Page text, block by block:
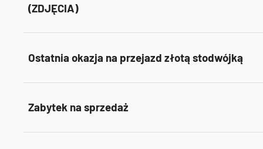
(ZDJĘCIA)
Ostatnia okazja na przejazd złotą stodwójką
Zabytek na sprzedaż